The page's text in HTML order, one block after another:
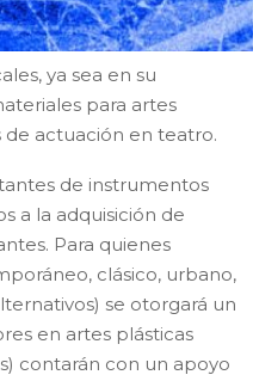
ya sea en su
para artes
de actuación en teatro.
de instrumentos
a la adquisición de
Para quienes
clásico, urbano,
se otorgará un
en artes plásticas
contarán con un apoyo